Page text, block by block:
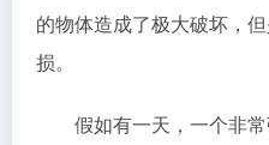
的物体造成了极大破坏，
损。
假如有一天，一个非常